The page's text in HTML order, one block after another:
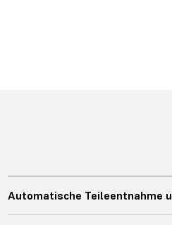
Automatische Teileentnahme